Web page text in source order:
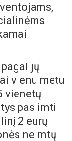
jų
vienu metu
vienetų
pasiimti
2 eurų
neimtų